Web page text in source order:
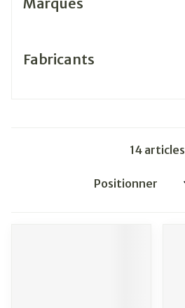
Fabricants
14articles
Trier par: